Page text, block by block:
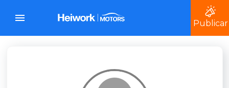
Publicar